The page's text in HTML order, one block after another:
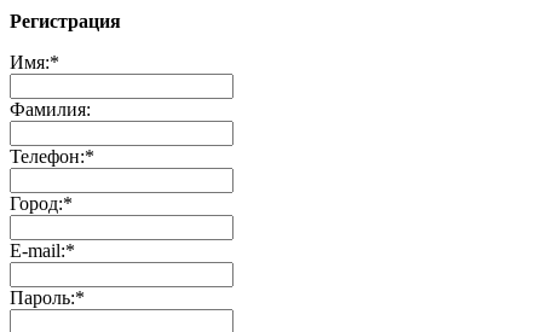
Регистрация
Имя:*
Фамилия:
Телефон:*
Город:*
E-mail:*
Пароль:*